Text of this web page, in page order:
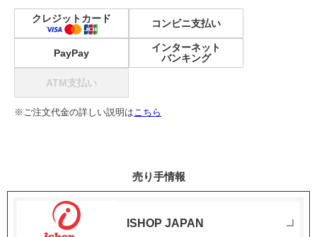
クレジットカード コンビニ支払い
PayPay
インターネット
バンキング
ATM支払い
※ご注文代金の詳しい説明はこちら
売り手情報
ISHOP JAPAN